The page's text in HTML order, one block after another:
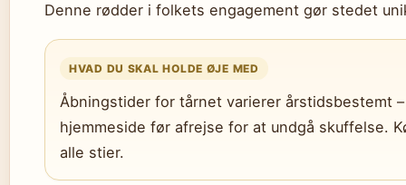
Denne rødder i folkets engagement gør stedet
HVAD DU SKAL HOLDE ØJE MED
Åbningstider for tårnet varierer årstidsbestemt
hjemmeside før afrejse for at undgå skuffelse.
alle stier.